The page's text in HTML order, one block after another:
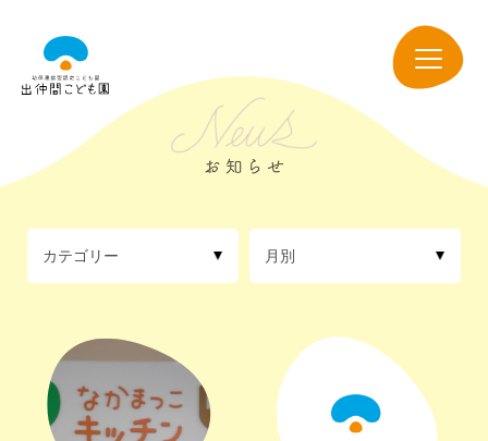
間
カテゴリー 月別